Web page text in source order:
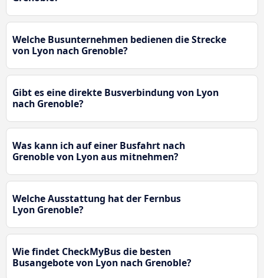
Welche Busunternehmen bedienen die Strecke
von Lyon nach Grenoble?
Gibt es eine direkte Busverbindung von Lyon
nach Grenoble?
Was kann ich auf einer Busfahrt nach
Grenoble von Lyon aus mitnehmen?
Welche Ausstattung hat der Fernbus
Lyon Grenoble?
Wie findet CheckMyBus die besten
Busangebote von Lyon nach Grenoble?